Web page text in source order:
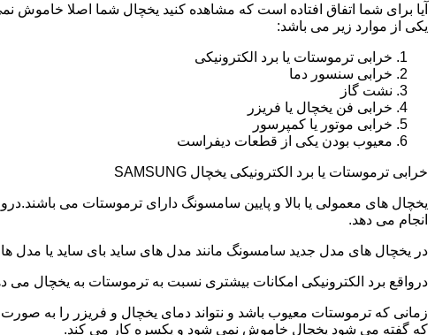
آیا برای شما اتفاق افتاده است که مشاهده کنید یخچال شما اصلا
یکی از موارد زیر می باشد:
خرابی ترموستات یا برد الکترونیکی
خرابی سنسور دما
نشت گاز
خرابی فن یخچال یا فریزر
خرابی موتور یا کمپرسور
معیوب بودن یکی از قطعات دیفراست
خرابی ترموستات یا برد الکترونیکی یخچال SAMSUNG
یخچال های معمولی یا بالا و پایین سامسونگ دارای ترموستات می
انجام می دهد.
در یخچال های مدل جدید سامسونگ مانند مدل های ساید بای ساید یا مدل
درواقع برد الکترونیکی امکانات بیشتری نسبت به ترموستات به یخچال
زمانی که ترموستات معیوب باشد و نتواند دمای یخچال و فریزر را به
که گفته می شود یخچال خاموش نمی شود و یکسره کار می کند.